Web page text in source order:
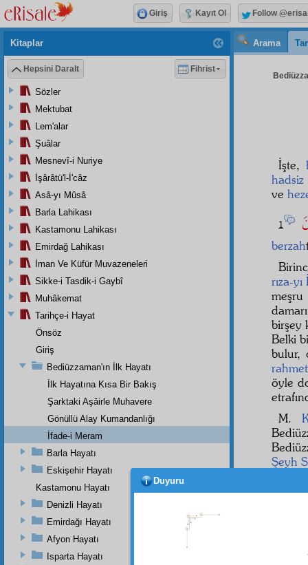
Arama
İşte,
hadsiz
ve
1
berzah
rıza-
meşru
birşey
Belki
bulur,
rahmet
öyle
M.
Şeyh
Kitaplar
Hepsini Daralt Fihrist
Sözler
Mektubat
Lem'alar
Şuâlar
Mesnevî-i Nuriye
İşârâtü'l-İ'câz
Asâ-yı Mûsâ
Barla Lahikası
Kastamonu Lahikası
Emirdağ Lahikası
İman Ve Küfür Muvazeneleri
Sikke-i Tasdik-i Gaybî
Muhâkemat
Tarihçe-i Hayat
Önsöz
Giriş
Bediüzzaman'ın İlk Hayatı
İlk Hayatına Kısa Bir Bakış
Şarktaki Aşâirle Muhavere
Gönüllü Alay Kumandanlığı
İfade-i Meram
Barla Hayatı
Eskişehir Hayatı
Kastamonu Hayatı
Denizli Hayatı
Emirdağı Hayatı
Afyon Hayatı
Isparta Hayatı
Giriş Kayıt Ol Follow
Duyuru